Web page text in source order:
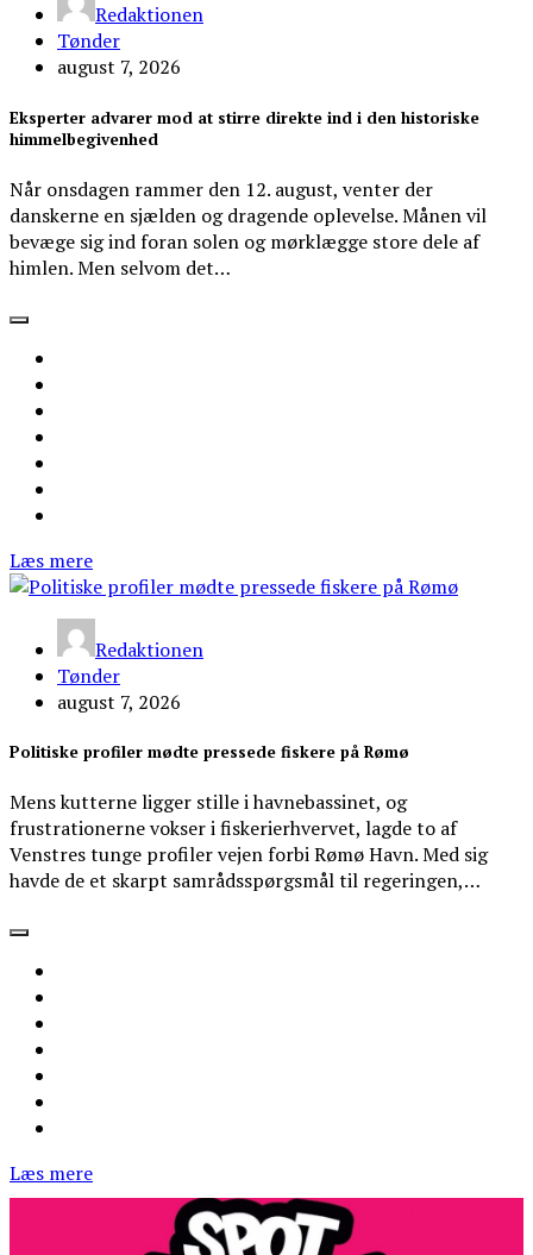
Redaktionen
Tønder
august 7, 2026
Eksperter advarer mod at stirre direkte ind i den historiske
himmelbegivenhed
Når onsdagen rammer den 12. august, venter der
danskerne en sjælden og dragende oplevelse. Månen vil
bevæge sig ind foran solen og mørklægge store dele af
himlen. Men selvom det…
Læs mere
Redaktionen
Tønder
august 7, 2026
Politiske profiler mødte pressede fiskere på Rømø
Mens kutterne ligger stille i havnebassinet, og
frustrationerne vokser i fiskerierhvervet, lagde to af
Venstres tunge profiler vejen forbi Rømø Havn. Med sig
havde de et skarpt samrådsspørgsmål til regeringen,…
Læs mere